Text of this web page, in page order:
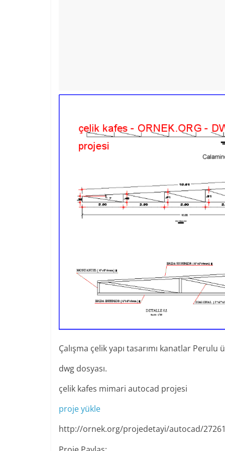
Çalışma çelik yapı tasarımı kanatlar
dwg dosyası.
çelik kafes mimari autocad projesi
proje yükle
http://ornek.org/projedetayi/autocad/